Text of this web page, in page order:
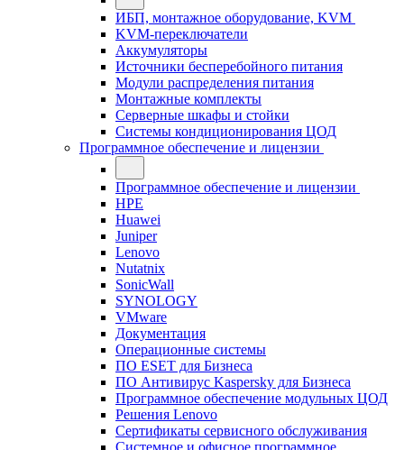
ИБП, монтажное оборудование, KVM
KVM-переключатели
Аккумуляторы
Источники бесперебойного питания
Модули распределения питания
Монтажные комплекты
Серверные шкафы и стойки
Системы кондиционирования ЦОД
Программное обеспечение и лицензии
Программное обеспечение и лицензии
HPE
Huawei
Juniper
Lenovo
Nutatnix
SonicWall
SYNOLOGY
VMware
Документация
Операционные системы
ПО ESET для Бизнеса
ПО Антивирус Kaspersky для Бизнеса
Программное обеспечение модульных ЦОД
Решения Lenovo
Сертификаты сервисного обслуживания